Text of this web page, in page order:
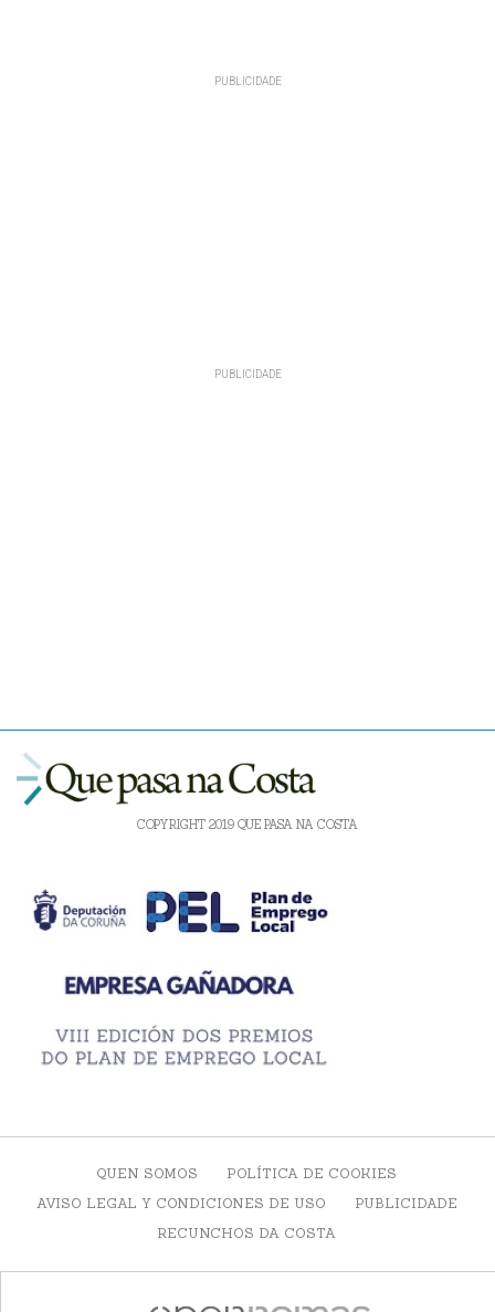
COPYRIGHT 2019 QUE PASA NA COSTA
QUEN SOMOS
POLÍTICA DE COOKIES
AVISO LEGAL Y CONDICIONES DE USO
PUBLICIDADE
RECUNCHOS DA COSTA